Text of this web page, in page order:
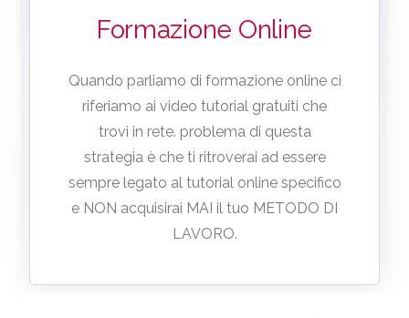
Formazione Online
Quando parliamo di formazione online ci
riferiamo ai video tutorial gratuiti che
trovi in rete. problema di questa
strategia è che ti ritroverai ad essere
sempre legato al tutorial online specifico
e NON acquisirai MAI il tuo METODO DI
LAVORO.